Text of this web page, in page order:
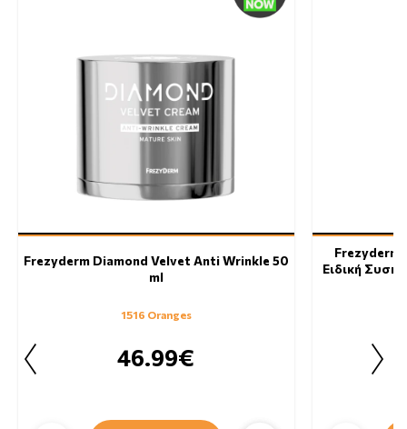
Frezyderm Diamond Velvet Anti Wrinkle 50
ml
1516 Oranges
46.99€
Frezyderm
Ειδική